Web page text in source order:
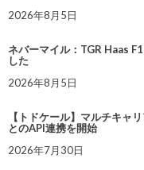
2026年8月5日
ネバーマイル：TGR Haas
した
2026年8月5日
【トドケール】マルチキャ
とのAPI連携を開始
2026年7月30日